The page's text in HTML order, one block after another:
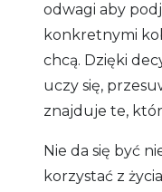
odwagi aby
konkretnymi
chcą. Dzięki
uczy się,
znajduje te,
Nie da się być
korzystać z